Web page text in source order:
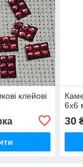
клейові
6х6
30